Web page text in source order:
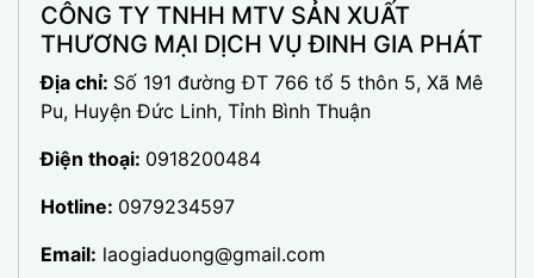
CÔNG TY TNHH MTV SẢN XUẤT
THƯƠNG MẠI DỊCH VỤ ĐINH GIA PHÁT
Địa chỉ: Số 191 đường ĐT 766 tổ 5 thôn 5, Xã Mê
Pu, Huyện Đức Linh, Tỉnh Bình Thuận
Điện thoại: 0918200484
Hotline: 0979234597
Email: laogiaduong@gmail.com